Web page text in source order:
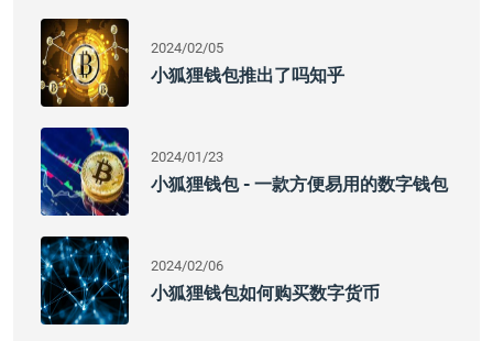
2024/02/05
小狐狸钱包推出了吗知乎
2024/01/23
小狐狸钱包 - 一款方便易用的数字钱包
2024/02/06
小狐狸钱包如何购买数字货币